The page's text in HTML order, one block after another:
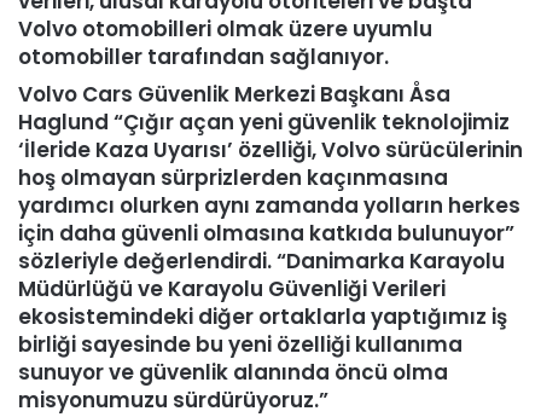
Volvo otomobilleri olmak üzere uyumlu
otomobiller tarafından sağlanıyor.
Volvo Cars Güvenlik Merkezi Başkanı Åsa
Haglund “Çığır açan yeni güvenlik teknolojimiz
‘İleride Kaza Uyarısı’ özelliği, Volvo sürücülerinin
hoş olmayan sürprizlerden kaçınmasına
yardımcı olurken aynı zamanda yolların herkes
için daha güvenli olmasına katkıda bulunuyor”
sözleriyle değerlendirdi. “Danimarka Karayolu
Müdürlüğü ve Karayolu Güvenliği Verileri
ekosistemindeki diğer ortaklarla yaptığımız iş
birliği sayesinde bu yeni özelliği kullanıma
sunuyor ve güvenlik alanında öncü olma
misyonumuzu sürdürüyoruz.”